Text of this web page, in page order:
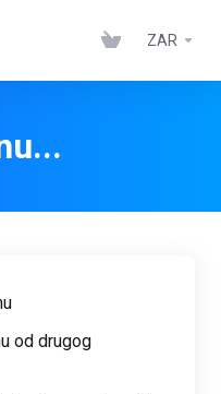
ZAR
od drugog